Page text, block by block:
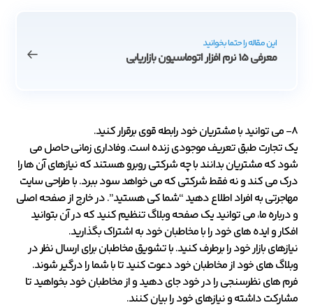
این مقاله را حتما بخوانید
معرفی 15 نرم افزار اتوماسیون بازاریابی
8- می توانید با مشتریان خود رابطه قوی برقرار کنید.
یک تجارت طبق تعریف موجودی زنده است. وفاداری زمانی حاصل می
شود که مشتریان بدانند با چه شرکتی روبرو هستند که نیازهای آن ها را
درک می کند و نه فقط شرکتی که می خواهد سود ببرد. با طراحی سایت
مهاجرتی به افراد اطلاع دهید “شما کی هستید”. در خارج از صفحه اصلی
و درباره ما، می توانید یک صفحه وبلاگ تنظیم کنید که در آن بتوانید
افکار و ایده های خود را با مخاطبان خود به اشتراک بگذارید.
نیازهای بازار خود را برطرف کنید. با تشویق مخاطبان برای ارسال نظر در
وبلاگ های خود از مخاطبان خود دعوت کنید تا با شما را درگیر شوند.
فرم های نظرسنجی را در خود جای دهید و از مخاطبان خود بخواهید تا
مشارکت داشته و نیازهای خود را بیان کنند.